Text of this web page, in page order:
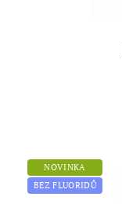
NOVINKA
BEZ FLUORIDŮ